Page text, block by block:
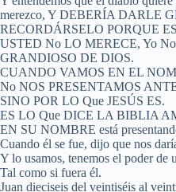
merezco, Y DEBERÍA DARLE
RECORDÁRSELO PORQUE
USTED No LO MERECE, Yo
GRANDIOSO DE DIOS.
CUANDO VAMOS EN EL
No NOS PRESENTAMOS
SINO POR LO Que JESÚS ES.
ES LO Que DICE LA BIBLIA
EN SU NOMBRE está
Cuando él se fue, dijo que nos
Y lo usamos, tenemos el poder de
Tal como si fuera él.
Juan dieciseis del veintiséis al